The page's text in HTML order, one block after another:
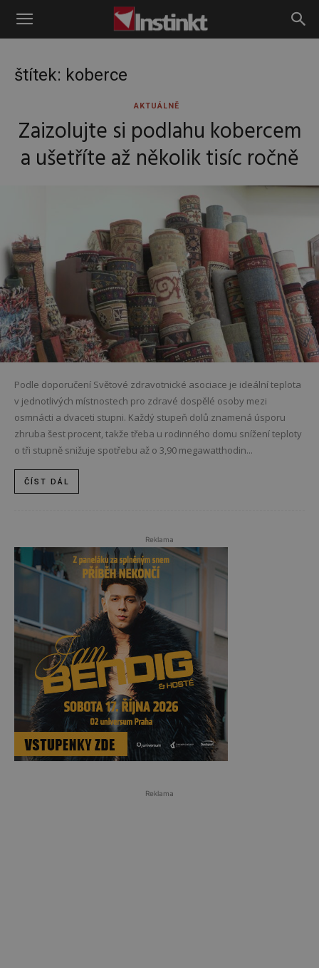
Instinkt
štítek: koberce
AKTUÁLNĚ
Zaizolujte si podlahu kobercem
a ušetříte až několik tisíc ročně
Podle doporučení Světové zdravotnické asociace je ideální teplota
v jednotlivých místnostech pro zdravé dospělé osoby mezi
osmnácti a dvaceti stupni. Každý stupeň dolů znamená úsporu
zhruba šest procent, takže třeba u rodinného domu snížení teploty
o tři stupně snižuje spotřebu až o 3,90 megawatthodin...
ČÍST DÁL
Reklama
Reklama